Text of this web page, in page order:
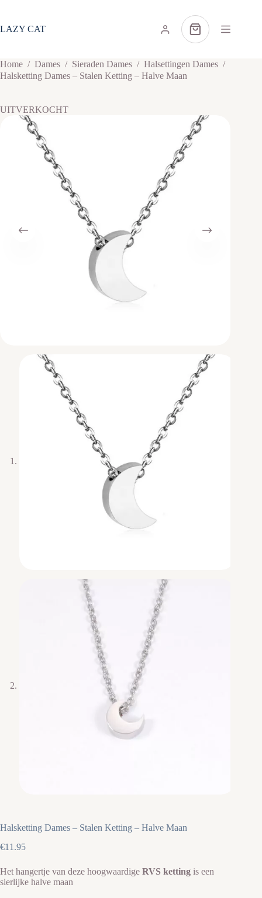
de
LAZY CAT Winkelwagen
Home / Dames / Sieraden Dames / Halsettingen Dames /
Halsketting Dames – Stalen Ketting – Halve Maan
UITVERKOCHT
Halsketting Dames – Stalen Ketting – Halve Maan
€11.95
Het hangertje van deze hoogwaardige RVS ketting is een
sierlijke halve maan